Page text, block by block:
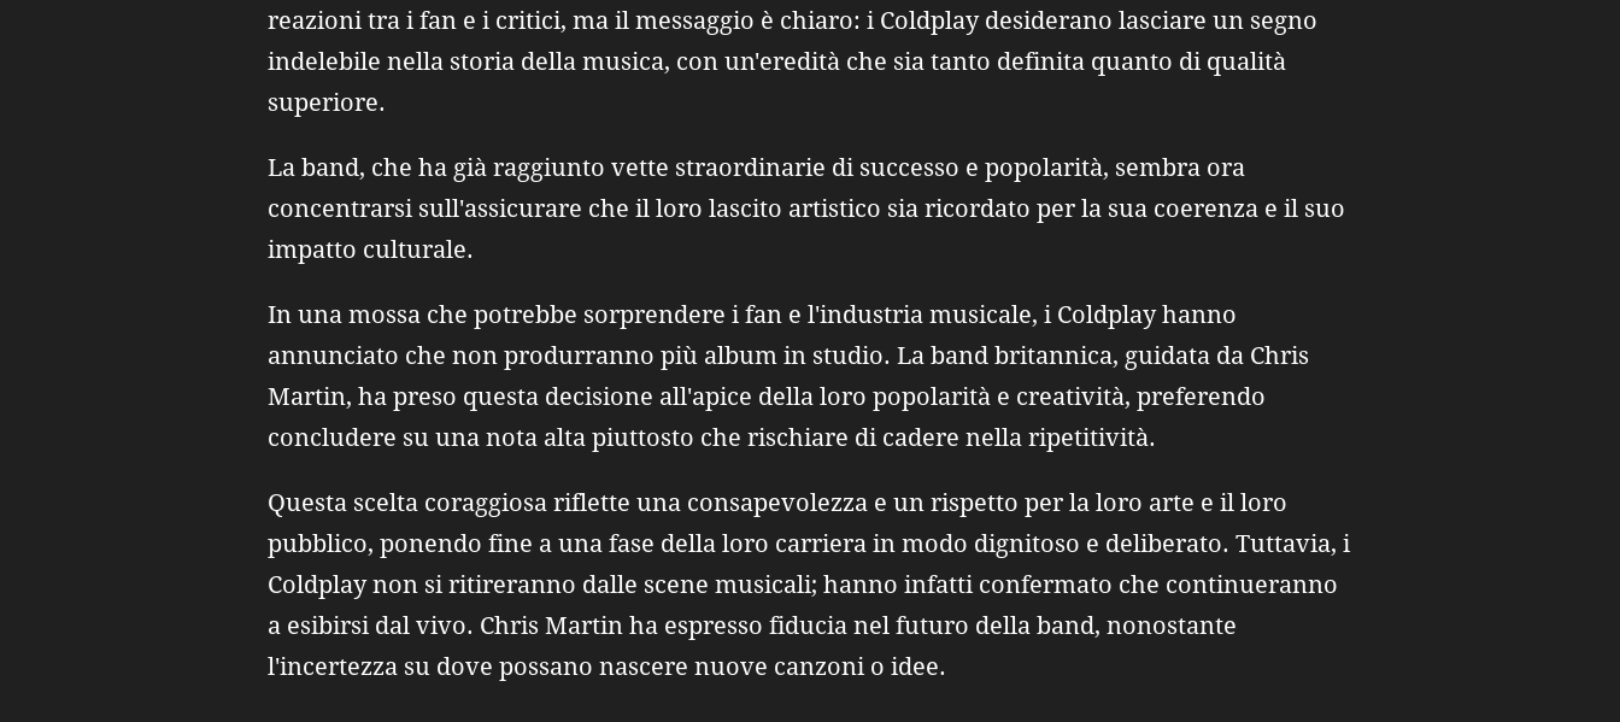
reazioni tra i fan e i critici, ma il messaggio è chiaro: i Coldplay desiderano lasciare un segno
indelebile nella storia della musica, con un'eredità che sia tanto definita quanto di qualità
superiore.
La band, che ha già raggiunto vette straordinarie di successo e popolarità, sembra ora
concentrarsi sull'assicurare che il loro lascito artistico sia ricordato per la sua coerenza e il suo
impatto culturale.
In una mossa che potrebbe sorprendere i fan e l'industria musicale, i Coldplay hanno
annunciato che non produrranno più album in studio. La band britannica, guidata da Chris
Martin, ha preso questa decisione all'apice della loro popolarità e creatività, preferendo
concludere su una nota alta piuttosto che rischiare di cadere nella ripetitività.
Questa scelta coraggiosa riflette una consapevolezza e un rispetto per la loro arte e il loro
pubblico, ponendo fine a una fase della loro carriera in modo dignitoso e deliberato. Tuttavia, i
Coldplay non si ritireranno dalle scene musicali; hanno infatti confermato che continueranno
a esibirsi dal vivo. Chris Martin ha espresso fiducia nel futuro della band, nonostante
l'incertezza su dove possano nascere nuove canzoni o idee.